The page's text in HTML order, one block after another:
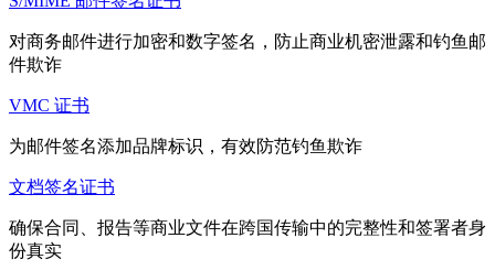
对商务邮件进行加密和数字签名，防止商业机密泄露和钓鱼邮
件欺诈
VMC 证书
为邮件签名添加品牌标识，有效防范钓鱼欺诈
文档签名证书
确保合同、报告等商业文件在跨国传输中的完整性和签署者身
份真实